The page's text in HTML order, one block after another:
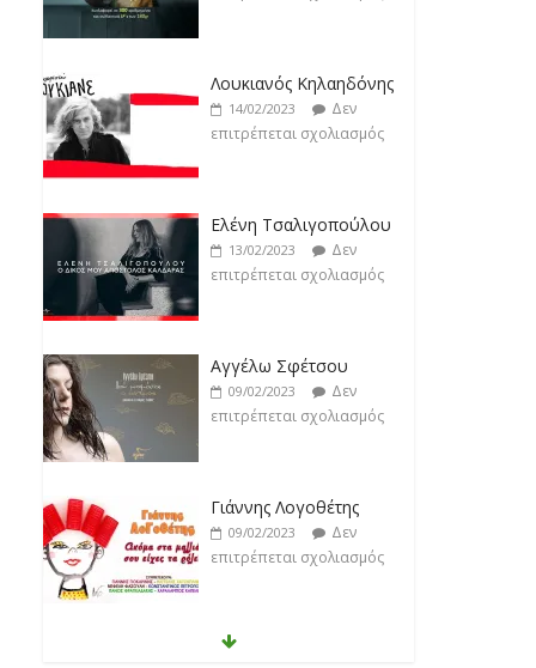
Ελένη Τσαλιγοπούλου
13/02/2023
Δεν
Αγγέλω Σφέτσου
09/02/2023
Δεν
Γιάννης Λογοθέτης
09/02/2023
Δεν
Anemos
03/02/2023
Δεν